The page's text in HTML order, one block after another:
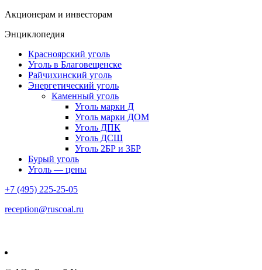
Акционерам и инвесторам
Энциклопедия
Красноярский уголь
Уголь в Благовещенске
Райчихинский уголь
Энергетический уголь
Каменный уголь
Уголь марки Д
Уголь марки ДОМ
Уголь ДПК
Уголь ДСШ
Уголь 2БР и 3БР
Бурый уголь
Уголь — цены
+7 (495) 225-25-05
reception@ruscoal.ru